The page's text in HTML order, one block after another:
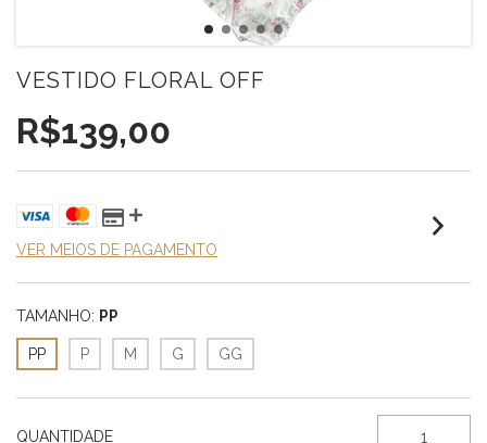
VESTIDO FLORAL OFF
R$139,00
VER MEIOS DE PAGAMENTO
TAMANHO: PP
PP P M G GG
QUANTIDADE